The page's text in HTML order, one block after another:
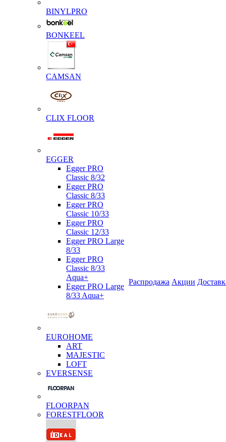
BINYLPRO
BONKEEL
CAMSAN
CLIX FLOOR
EGGER
Egger PRO
Classic 8/32
Egger PRO
Classic 8/33
Egger PRO
Classic 10/33
Egger PRO
Classic 12/33
Egger PRO Large
8/33
Egger PRO
Classic 8/33
Aqua+
Egger PRO Large
8/33 Aqua+
EUROHOME
ART
MAJESTIC
LOFT
EVERSENSE
FLOORPAN
FORESTFLOOR
Распродажа Акции